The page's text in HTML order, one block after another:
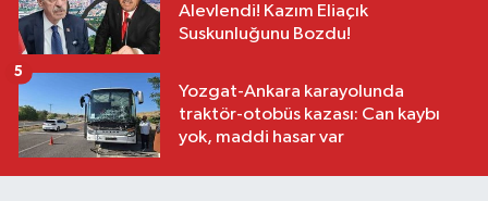
Alevlendi! Kazım Eliaçık
Suskunluğunu Bozdu!
Yozgat-Ankara karayolunda
traktör-otobüs kazası: Can kaybı
yok, maddi hasar var
5